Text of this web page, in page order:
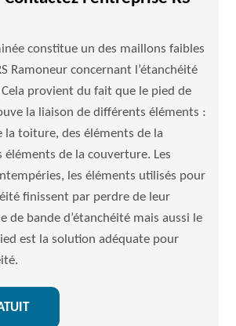
constitue un des maillons faibles
Ramoneur concernant l’étanchéité
provient du fait que le pied de
la liaison de différents éléments :
la toiture, des éléments de la
éléments de la couverture. Les
les éléments utilisés pour
finissent par perdre de leur
de bande d’étanchéité mais aussi le
est la solution adéquate pour